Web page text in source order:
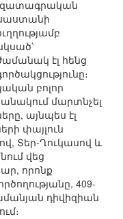
էլ հենց
բոլոր
մարտնչել
այնպես էլ
փայլուն
Տեր-Ղուկասով և
վեց
որոնք
409-
դիվիզիան